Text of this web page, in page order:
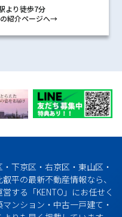
より徒歩7分
紹介ページへ→
下京区・右京区・東山区・
平の最新不動産情報なら、
する「KENTO」にお任せく
ンション・中古一戸建て・